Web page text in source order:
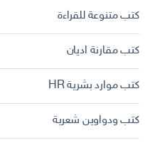
كتب متنوعة للقراءة
كتب مقارنة اديان
كتب موارد بشرية HR
كتب ودواوين شعرية